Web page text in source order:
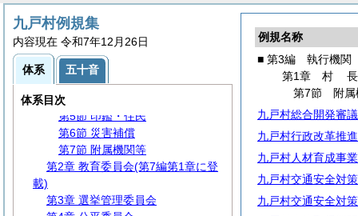
例規名称
■ 第3編 執行機関
第1章 村長
第7節 附属
九戸村総合開発審
九戸村行政改革推
九戸村人材育成事
九戸村交通安全対
九戸村交通安全対
九戸村例規集
内容現在 令和7年12月26日
体系 五十音
体系目次
第3編 執行機関
第1章村
第1節 事務分掌
第2節 代理・代決等
第3節 文書・公印
第4節 広報・情報
第5節 印鑑・住民
第6節 災害補償
第7節 附属機関等
第2章 教育委員会(第7編第1章に登
載)
第3章 選挙管理委員会